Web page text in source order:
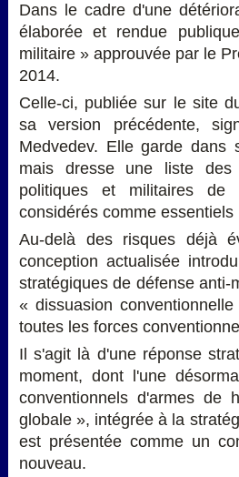
Dans le cadre d'une
élaborée et rendue
militaire » approuvée par le
2014.
Celle-ci, publiée sur le site
sa version précédente,
Medvedev. Elle garde
mais dresse une liste des
politiques et militaires de
considérés comme
Au-delà des risques déjà
conception actualisée
stratégiques de défense
« dissuasion
toutes les forces
Il s'agit là d'une réponse
moment, dont l'une
conventionnels d'armes de
globale », intégrée à la
est présentée comme un
nouveau.